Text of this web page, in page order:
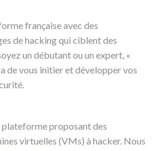
française avec des
de hacking qui ciblent des
un débutant ou un expert, «
de vous initier et développer vos
plateforme proposant des
virtuelles (VMs) à hacker. Nous